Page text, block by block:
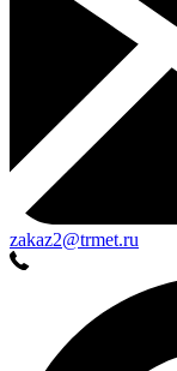
zakaz2@trmet.ru